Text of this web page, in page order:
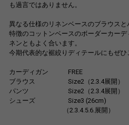
も過言ではありません。
異なる仕様のリネンベースのブラウス
特徴のコットンベースのボーダーカー
ネンともよく合います。
今期代表的な裾絞りディテールにもぜひ
カーディガン FREE
ブラウス Size2（2.3.4展開）
パンツ Size2（2.3.4展開）
シューズ Size3 (26cm)
（2.3.4.5.6.展開）